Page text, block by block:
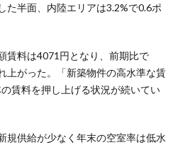
た半面、内陸エリアは3.2%で0.6ポ
賃料は4071円となり、前期比で
上がった。「新築物件の高水準な賃
賃料を押し上げる状況が続いてい
規供給が少なく年末の空室率は低水